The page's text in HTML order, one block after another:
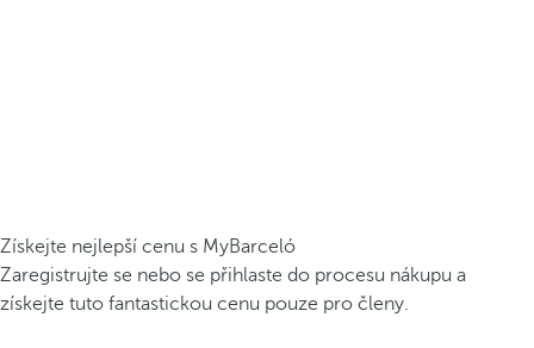
Získejte nejlepší cenu s MyBarceló
Zaregistrujte se nebo se přihlaste do procesu nákupu a
získejte tuto fantastickou cenu pouze pro členy.